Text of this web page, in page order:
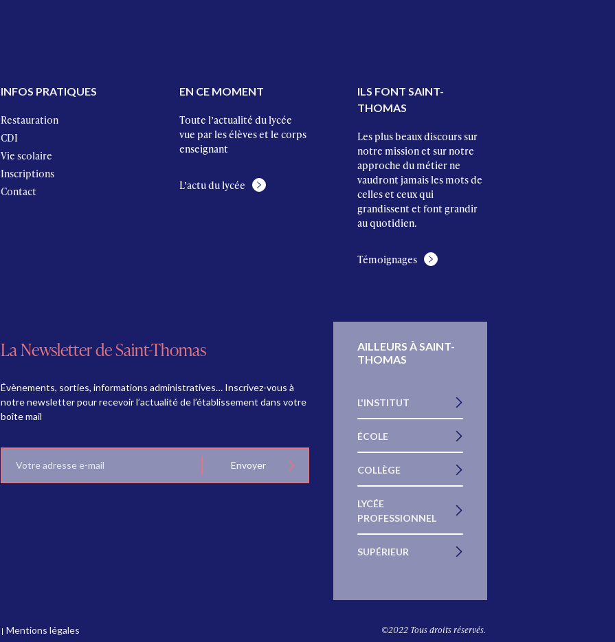
INFOS PRATIQUES
Restauration
CDI
Vie scolaire
Inscriptions
Contact
EN CE MOMENT
Toute l’actualité du lycée
vue par les élèves et le corps
enseignant
L’actu du lycée
ILS FONT SAINT-
THOMAS
Les plus beaux discours sur
notre mission et sur notre
approche du métier ne
vaudront jamais les mots de
celles et ceux qui
grandissent et font grandir
au quotidien.
Témoignages
La Newsletter de Saint-Thomas
Évènements, sorties, informations administratives… Inscrivez-vous à
notre newsletter pour recevoir l’actualité de l’établissement dans votre
boîte mail
mail
Envoyer
AILLEURS À SAINT-
THOMAS
L'INSTITUT
ÉCOLE
COLLÈGE
LYCÉE
PROFESSIONNEL
SUPÉRIEUR
Mentions légales ©2022 Tous droits réservés.